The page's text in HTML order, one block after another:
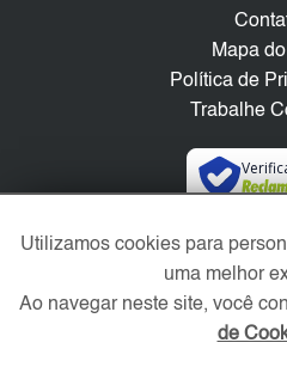
Mapa
Política de
Trabalhe
Redes
Utilizamos cookies para
uma melhor
Ao navegar neste site, você
de